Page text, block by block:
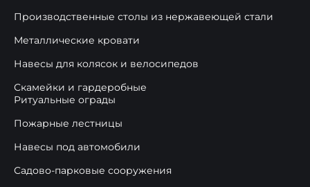
Производственные столы из нержавеющей стали
Металлические кровати
Навесы для колясок и велосипедов
Скамейки и гардеробные
Ритуальные ограды
Пожарные лестницы
Навесы под автомобили
Садово-парковые сооружения